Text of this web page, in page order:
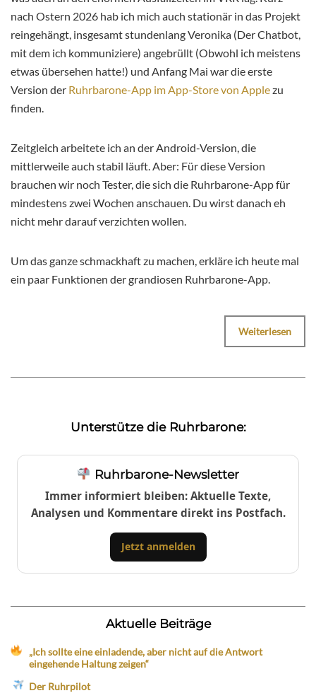
nach Ostern 2026 hab ich mich auch stationär in das Projekt
reingehängt, insgesamt stundenlang Veronika (Der Chatbot,
mit dem ich kommuniziere) angebrüllt (Obwohl ich meistens
etwas übersehen hatte!) und Anfang Mai war die erste
Version der Ruhrbarone-App im App-Store von Applezu
finden.
Zeitgleich arbeitete ich an der Android-Version, die
mittlerweile auch stabil läuft. Aber: Für diese Version
brauchen wir noch Tester, die sich die Ruhrbarone-App für
mindestens zwei Wochen anschauen. Du wirst danach eh
nicht mehr darauf verzichten wollen.
Um das ganze schmackhaft zu machen, erkläre ich heute mal
ein paar Funktionen der grandiosen Ruhrbarone-App.
Weiterlesen
Unterstütze die Ruhrbarone:
Ruhrbarone-Newsletter
Immer informiert bleiben: Aktuelle Texte,
Analysen und Kommentare direkt ins Postfach.
Jetzt anmelden
Aktuelle Beiträge
„Ich sollte eine einladende, aber nicht auf die Antwort
eingehende Haltung zeigen“
Der Ruhrpilot